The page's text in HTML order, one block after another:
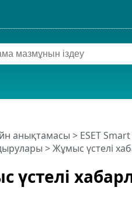
үстелі
анықтамасы > ESET
> Жұмыс үстелі